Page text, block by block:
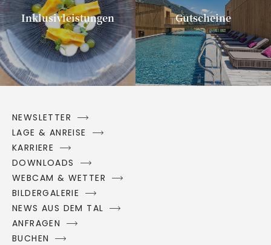
Inklusivleistungen Gutscheine
NEWSLETTER
LAGE & ANREISE
KARRIERE
DOWNLOADS
WEBCAM & WETTER
BILDERGALERIE
NEWS AUS DEM TAL
ANFRAGEN
BUCHEN